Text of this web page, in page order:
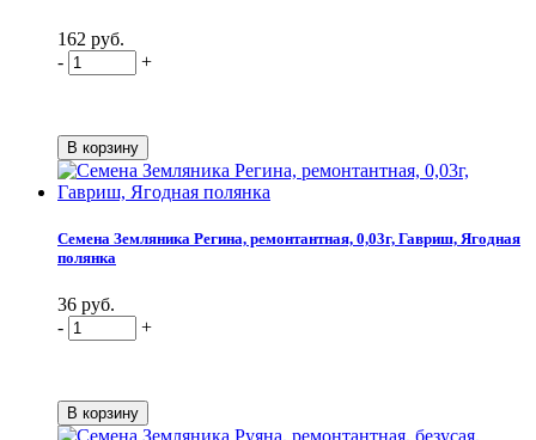
162 руб.
-
+
Семена Земляника Регина, ремонтантная, 0,03г, Гавриш, Ягодная
полянка
36 руб.
-
+